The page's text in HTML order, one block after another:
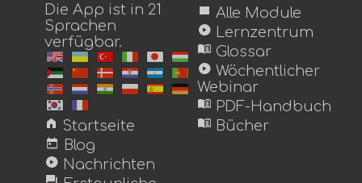
Die App ist in 21
Sprachen
verfügbar.
home Startseite
today Blog
play_circle Nachrichten
view_module Alle Module
play_circle Lernzentrum
menu_book Glossar
play_circle Wöchentlicher
Webinar
menu_book PDF-Handbuch
menu_book Bücher